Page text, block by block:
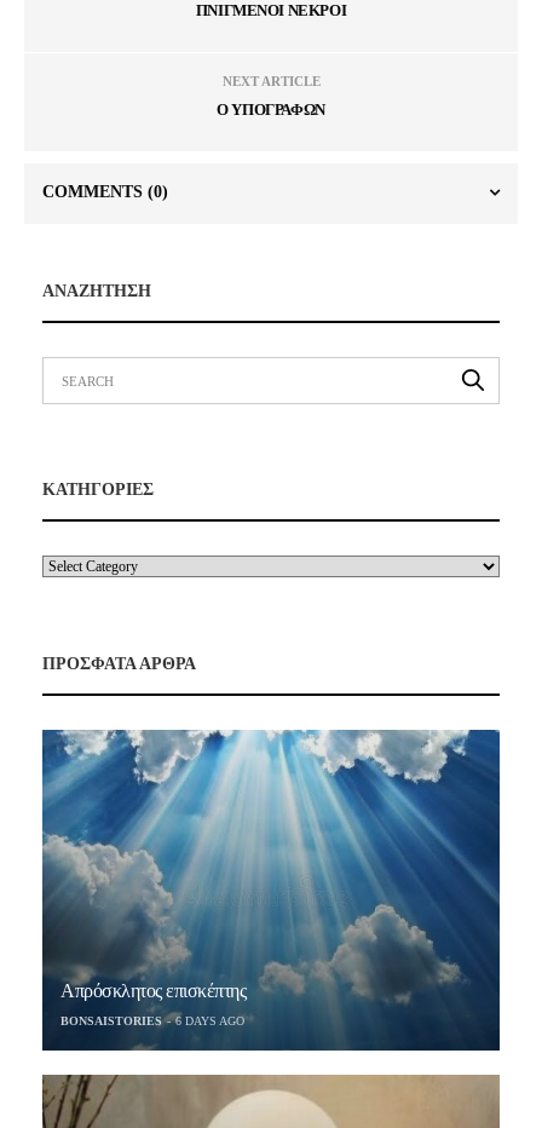
ΠΝΙΓΜΕΝΟΙ ΝΕΚΡΟΙ
NEXT ARTICLE
Ο ΥΠΟΓΡΑΦΩΝ
COMMENTS (0)
ΑΝΑΖΗΤΗΣΗ
ΚΑΤΗΓΟΡΙΕΣ
ΠΡΟΣΦΑΤΑ ΑΡΘΡΑ
Απρόσκλητος επισκέπτης
BONSAISTORIES 6 DAYS AGO